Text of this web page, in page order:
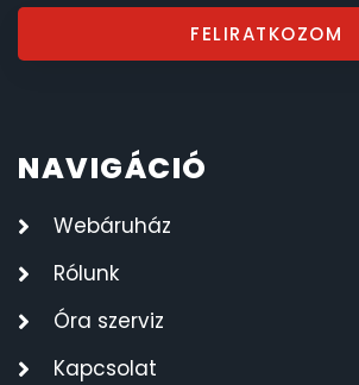
FELIRATKOZOM
NAVIGÁCIÓ
Webáruház
Rólunk
Óra szerviz
Kapcsolat